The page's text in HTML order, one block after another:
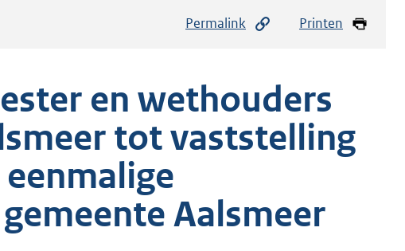
Permalink Printen
en wethouders
tot vaststelling
Aalsmeer